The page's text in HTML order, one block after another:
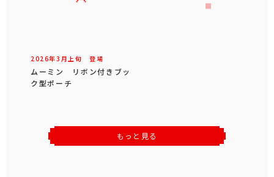
2026年3 月 上旬 登場
ムーミン リボン付きブッ
ク型ポーチ
もっと見る